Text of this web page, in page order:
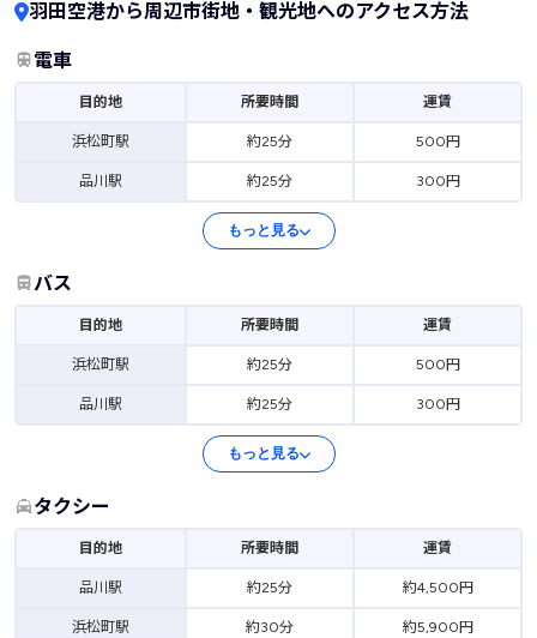
羽田空港から周辺市街地・観光地へのアクセス方法
電車
目的地 所要時間 運賃
浜松町駅 約25分 500円
品川駅 約25分 300円
もっと見る
バス
目的地 所要時間 運賃
浜松町駅 約25分 500円
品川駅 約25分 300円
もっと見る
タクシー
目的地 所要時間 運賃
品川駅 約25分 約4,500円
浜松町駅 約30分 約5,900円